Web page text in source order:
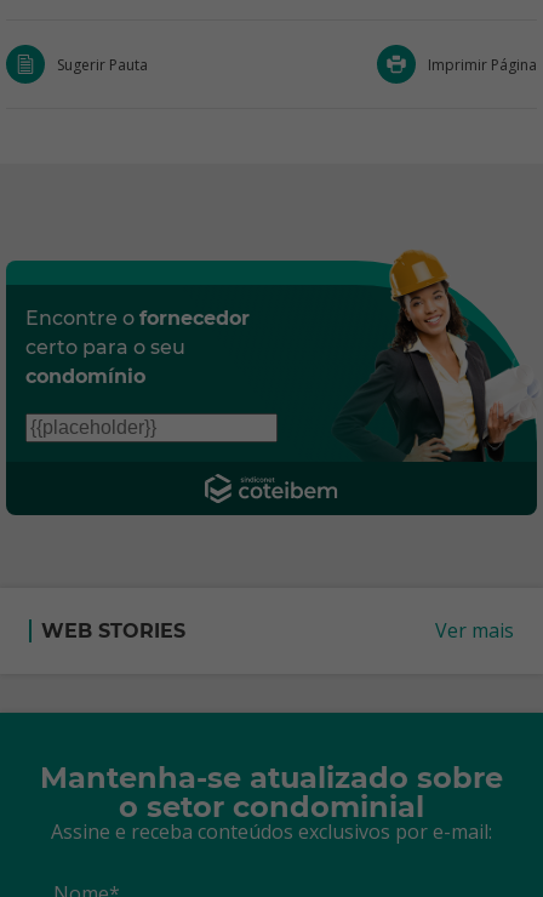
Sugerir Pauta Imprimir Página
Encontre o fornecedor
certo para o seu
condomínio
WEB STORIES Ver mais
Mantenha-se atualizado sobre
o setor condominial
Assine e receba conteúdos exclusivos por e-mail: